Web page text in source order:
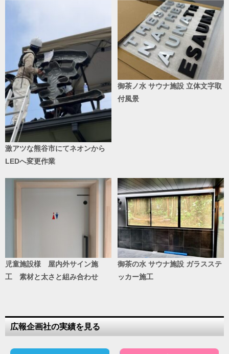
激アツな熊谷市にてネオンから
LEDへ変更作業
御茶ノ水 サウナ施設 立体文字取
付風景
児童施設様 屋内外サイン施
工 素材と太さと組み合わせ
御茶の水 サウナ施設 ガラスステ
ッカー施工
広報企画社の実績を見る